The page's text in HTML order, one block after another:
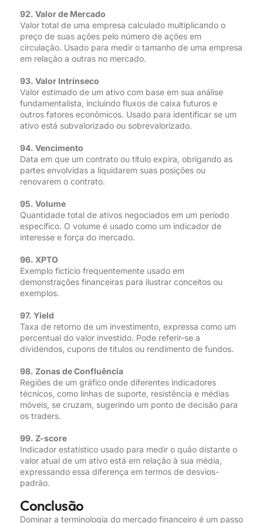
92. Valor de Mercado
Valor total de uma empresa calculado multiplicando o
preço de suas ações pelo número de ações em
circulação. Usado para medir o tamanho de uma empresa
em relação a outras no mercado.
93. Valor Intrínseco
Valor estimado de um ativo com base em sua análise
fundamentalista, incluindo fluxos de caixa futuros e
outros fatores econômicos. Usado para identificar se um
ativo está subvalorizado ou sobrevalorizado.
94. Vencimento
Data em que um contrato ou título expira, obrigando as
partes envolvidas a liquidarem suas posições ou
renovarem o contrato.
95. Volume
Quantidade total de ativos negociados em um período
específico. O volume é usado como um indicador de
interesse e força do mercado.
96. XPTO
Exemplo fictício frequentemente usado em
demonstrações financeiras para ilustrar conceitos ou
exemplos.
97. Yield
Taxa de retorno de um investimento, expressa como um
percentual do valor investido. Pode referir-se a
dividendos, cupons de títulos ou rendimento de fundos.
98. Zonas de Confluência
Regiões de um gráfico onde diferentes indicadores
técnicos, como linhas de suporte, resistência e médias
móveis, se cruzam, sugerindo um ponto de decisão para
os traders.
99. Z-score
Indicador estatístico usado para medir o quão distante o
valor atual de um ativo está em relação à sua média,
expressando essa diferença em termos de desvios-
padrão.
Conclusão
Dominar a terminologia do mercado financeiro é um passo